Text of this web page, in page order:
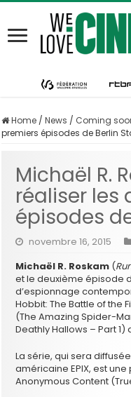
Home / News / Coming
premiers épisodes de Berlin
Michaël R.
réaliser les
épisodes
novembre 16, 2015
Michaël R. Roskam (
et le deuxième épisode
d’espionnage
Hobbit: The Battle of the
(The Amazing Spider-
Deathly Hallows – Part
La série, qui sera
américaine EPIX, est
Anonymous Content